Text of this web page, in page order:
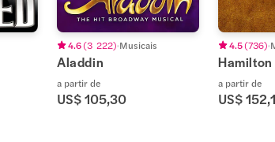
4.6(3 222) Musicais
Aladdin
a partir de
US$ 105,30
4.5(736)
Hamilton
a partir de
US$